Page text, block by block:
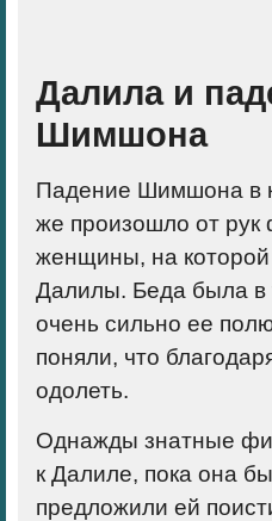
Далила и
Шимшона
Падение Шимшона в
же произошло от
женщины, на
Далилы. Беда была
очень сильно ее
поняли, что
одолеть.
Однажды знатные
к Далиле, пока она
предложили ей